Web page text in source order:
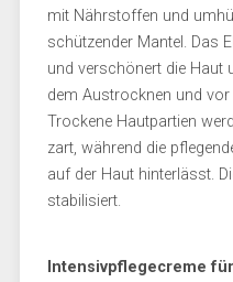
mit Nährstoffen und
schützender Mantel. Das
und verschönert die Haut
dem Austrocknen und
Trockene Hautpartien
zart, während die
auf der Haut hinterlässt.
stabilisiert.
Intensivpflegecreme